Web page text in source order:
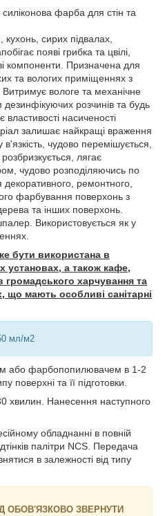
фарба для стін та
сирих підвалах,
появі грибка та цвілі,
компоненти. Призначена для
та вологих приміщеннях з
Витримує вологе та механічне
розчинів та будь
властивості насиченості
залишає найкращі враження
чудово перемішується,
лягає
чудово розподіляючись по
декоративного, ремонтного,
фарбування поверхонь з
та інших поверхонь.
Використовується як у
бути використана в
установах, а також кафе,
громадського харчування та
що мають особливі санітарні
мл/м2
або фарбопопилювачем в 1-2
поверхні та її підготовки.
хвилин. Нанесення наступного
обладнанні в повній
палітри NCS. Передача
в залежності від типу
ОБОВ'ЯЗКОВО ЗВЕРНУТИ